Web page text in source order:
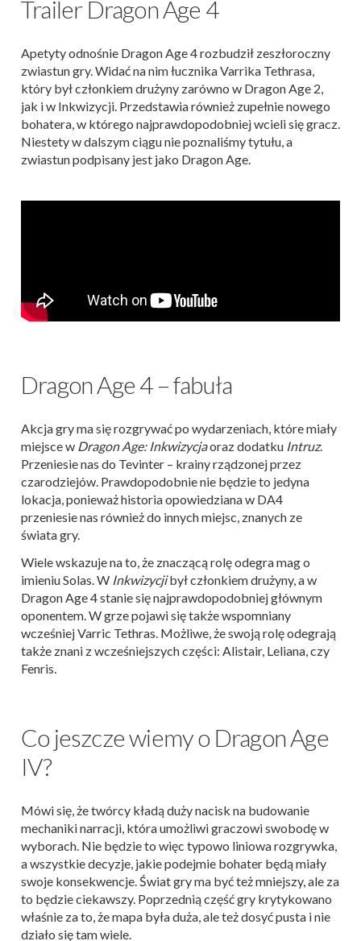
Trailer Dragon Age 4
Apetyty odnośnie Dragon Age 4 rozbudził zeszłoroczny
zwiastun gry. Widać na nim łucznika Varrika Tethrasa,
który był członkiem drużyny zarówno w Dragon Age 2,
jak i w Inkwizycji. Przedstawia również zupełnie nowego
bohatera, w którego najprawdopodobniej wcieli się gracz.
Niestety w dalszym ciągu nie poznaliśmy tytułu, a
zwiastun podpisany jest jako Dragon Age.
Dragon Age 4 – fabuła
Akcja gry ma się rozgrywać po wydarzeniach, które miały
miejsce w Dragon Age: Inkwizycjaoraz dodatku Intruz.
Przeniesie nas do Tevinter – krainy rządzonej przez
czarodziejów. Prawdopodobnie nie będzie to jedyna
lokacja, ponieważ historia opowiedziana w DA4
przeniesie nas również do innych miejsc, znanych ze
świata gry.
Wiele wskazuje na to, że znaczącą rolę odegra mag o
imieniu Solas. W Inkwizycjibył członkiem drużyny, a w
Dragon Age 4 stanie się najprawdopodobniej głównym
oponentem. W grze pojawi się także wspomniany
wcześniej Varric Tethras. Możliwe, że swoją rolę odegrają
także znani z wcześniejszych części: Alistair, Leliana, czy
Fenris.
Co jeszcze wiemy o Dragon Age
IV?
Mówi się, że twórcy kładą duży nacisk na budowanie
mechaniki narracji, która umożliwi graczowi swobodę w
wyborach. Nie będzie to więc typowo liniowa rozgrywka,
a wszystkie decyzje, jakie podejmie bohater będą miały
swoje konsekwencje. Świat gry ma być też mniejszy, ale za
to będzie ciekawszy. Poprzednią część gry krytykowano
właśnie za to, że mapa była duża, ale też dosyć pusta i nie
działo się tam wiele.